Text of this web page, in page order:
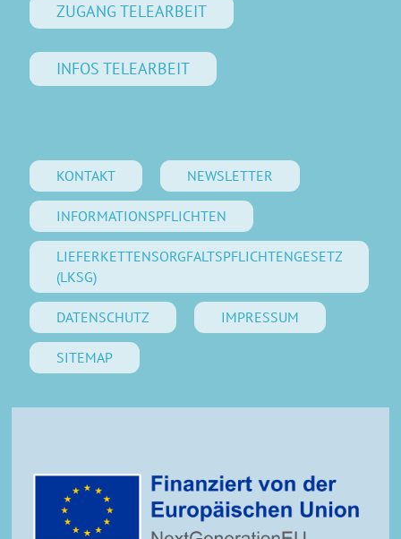
ZUGANG TELEARBEIT
INFOS TELEARBEIT
KONTAKT NEWSLETTER
INFORMATIONSPFLICHTEN
LIEFERKETTENSORGFALTSPFLICHTENGESETZ
(LKSG)
DATENSCHUTZ IMPRESSUM
SITEMAP